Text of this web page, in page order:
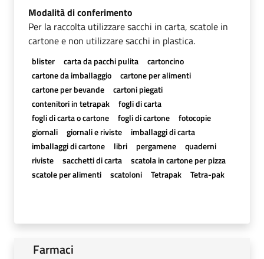
Modalità di conferimento
Per la raccolta utilizzare sacchi in carta, scatole in
cartone e non utilizzare sacchi in plastica.
blister carta da pacchi pulita
cartoncino
cartone da imballaggio
cartone per alimenti
cartone per bevande
cartoni piegati
contenitori in tetrapak
fogli di carta
fogli di carta o cartone
fogli di cartone
fotocopie
giornali
giornali e riviste
imballaggi di carta
imballaggi di cartone
libri pergamene
quaderni
riviste
sacchetti di carta
scatola in cartone per pizza
scatole per alimenti
scatoloni Tetrapak Tetra-pak
Farmaci